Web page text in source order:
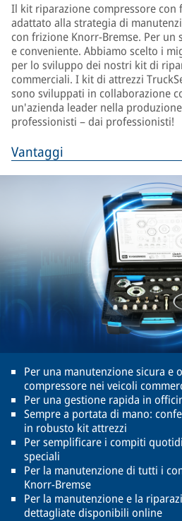
Il kit riparazione compressore con
adattato alla strategia di
con frizione Knorr-Bremse. Per un
e conveniente. Abbiamo scelto i
per lo sviluppo dei nostri kit di
commerciali. I kit di attrezzi
sono sviluppati in collaborazione
un'azienda leader nella
professionisti – dai professionisti!
Vantaggi
Per una manutenzione sicura e
compressore nei veicoli
Per una gestione rapida in
Sempre a portata di mano:
in robusto kit attrezzi
Per semplificare i compiti
speciali
Per la manutenzione di tutti i
Knorr-Bremse
Per la manutenzione e la
dettagliate disponibili online